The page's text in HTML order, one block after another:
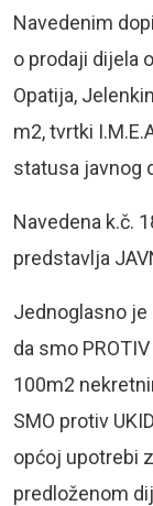
Navedenim
o prodaji dijela
Opatija,
m2, tvrtki
statusa javnog
Navedena k.č.
predstavlja
Jednoglasno je
da smo
100m2
SMO protiv
općoj upotrebi
predloženom